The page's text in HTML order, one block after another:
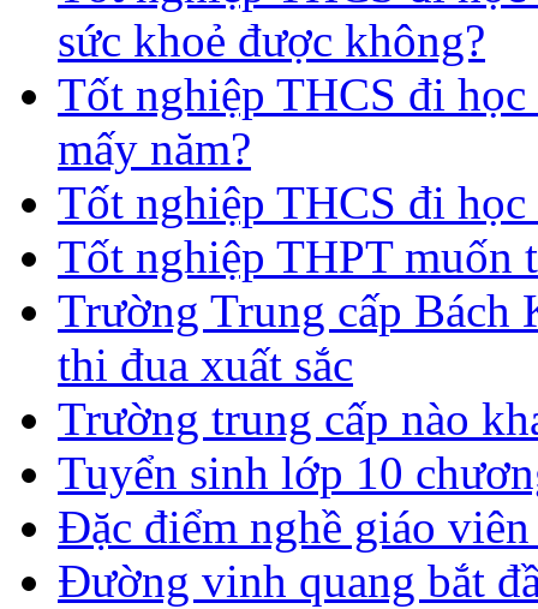
sức khoẻ được không?
Tốt nghiệp THCS đi
mấy năm?
Tốt nghiệp THCS đi
Tốt nghiệp THPT muốn
Trường Trung cấp Bách
thi đua xuất sắc
Trường trung cấp nào
Tuyển sinh lớp 10
Đặc điểm nghề giáo
Đường vinh quang bắt